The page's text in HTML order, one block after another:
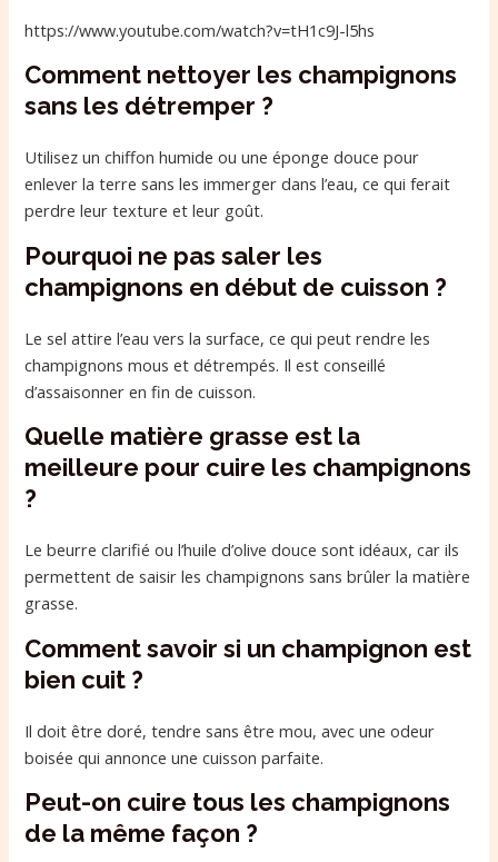
https://www.youtube.com/watch?v=tH1c9J-l5hs
Comment nettoyer les champignons
sans les détremper ?
Utilisez un chiffon humide ou une éponge douce pour
enlever la terre sans les immerger dans l’eau, ce qui ferait
perdre leur texture et leur goût.
Pourquoi ne pas saler les
champignons en début de cuisson ?
Le sel attire l’eau vers la surface, ce qui peut rendre les
champignons mous et détrempés. Il est conseillé
d’assaisonner en fin de cuisson.
Quelle matière grasse est la
meilleure pour cuire les champignons
?
Le beurre clarifié ou l’huile d’olive douce sont idéaux, car ils
permettent de saisir les champignons sans brûler la matière
grasse.
Comment savoir si un champignon est
bien cuit ?
Il doit être doré, tendre sans être mou, avec une odeur
boisée qui annonce une cuisson parfaite.
Peut-on cuire tous les champignons
de la même façon ?